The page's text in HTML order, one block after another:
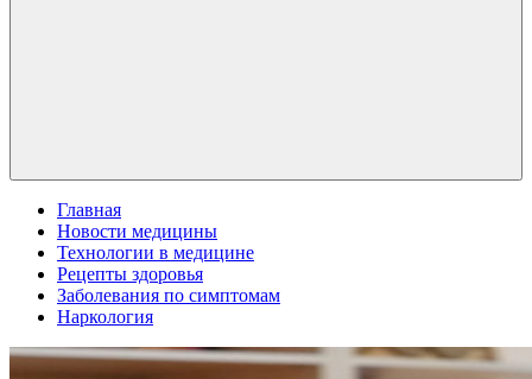
Главная
Новости медицины
Технологии в медицине
Рецепты здоровья
Заболевания по симптомам
Наркология